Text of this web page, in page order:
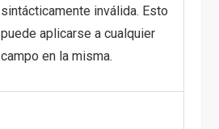
sintácticamente inválida. Esto
puede aplicarse a cualquier
campo en la misma.